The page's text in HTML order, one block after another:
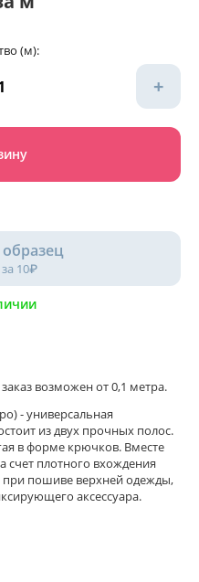
(м):
+
10₽
возможен от 0,1 метра.
- универсальная
из двух прочных полос.
в форме крючков. Вместе
счет плотного вхождения
при пошиве верхней одежды,
аксессуара.